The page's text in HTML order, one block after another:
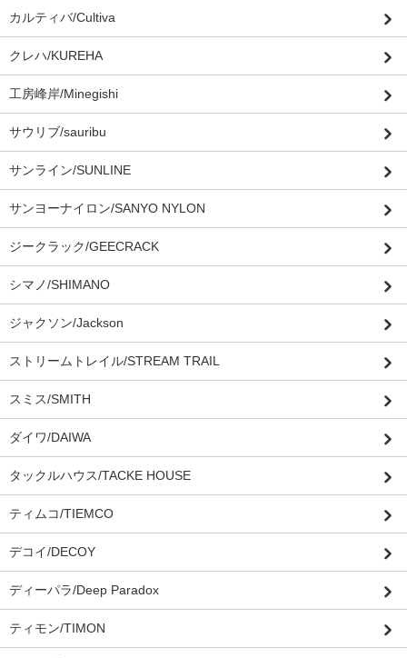
カルティバ/Cultiva
クレハ/KUREHA
工房峰岸/Minegishi
サウリブ/sauribu
サンライン/SUNLINE
サンヨーナイロン/SANYO NYLON
ジークラック/GEECRACK
シマノ/SHIMANO
ジャクソン/Jackson
ストリームトレイル/STREAM TRAIL
スミス/SMITH
ダイワ/DAIWA
タックルハウス/TACKE HOUSE
ティムコ/TIEMCO
デコイ/DECOY
ディーパラ/Deep Paradox
ティモン/TIMON